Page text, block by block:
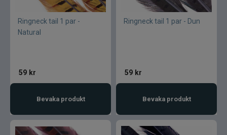
Ringneck tail 1 par -
Natural
59 kr
Bevaka produkt
Ringneck tail 1 par - Dun
59 kr
Bevaka produkt